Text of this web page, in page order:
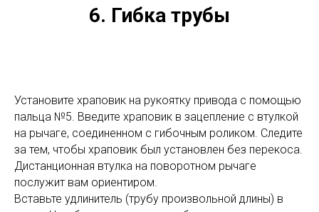
6. Гибка трубы
Установите храповик на рукоятку привода с помощью
пальца №5. Введите храповик в зацепление с втулкой
на рычаге, соединенном с гибочным роликом. Следите
за тем, чтобы храповик был установлен без перекоса.
Дистанционная втулка на поворотном рычаге
послужит вам ориентиром.
Вставьте удлинитель (трубу произвольной длины) в